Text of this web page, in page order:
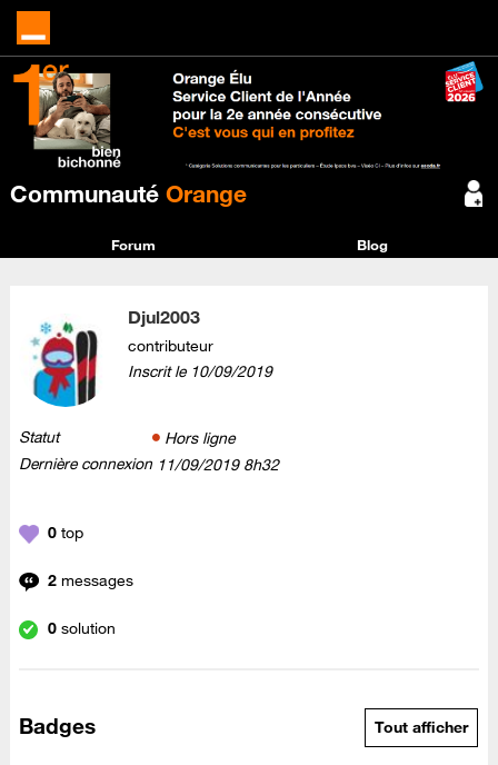
Communauté Orange
Forum Blog
Djul2003
contributeur
Inscrit le ‎10/09/2019
Statut
Hors ligne
Dernière connexion ‎11/09/2019 8h32
0 top
2 messages
0 solution
Badges Tout afficher